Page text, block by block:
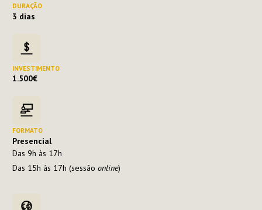
DURAÇÃO
3 dias
INVESTIMENTO
1.500€
FORMATO
Presencial
Das 9h às 17h
Das 15h às 17h (sessão online)